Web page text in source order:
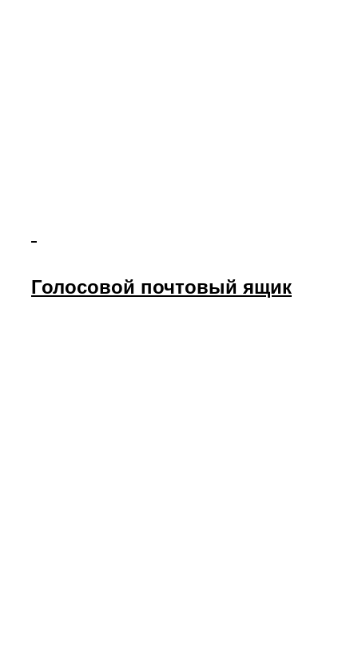
Голосовой почтовый ящик